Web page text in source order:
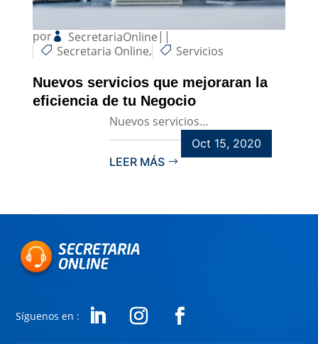
Nuevos servicios que mejoraran la
eficiencia de tu Negocio
por SecretariaOnline |
Oct 15, 2020
|
Secretaria Online, Servicios
Nuevos servicios…
LEER MÁS
Síguenos en :